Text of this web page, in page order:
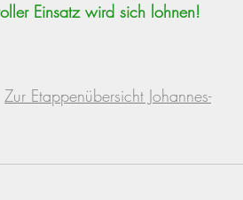
Einsatz wird sich lohnen!
Zur Etappenübersicht Johannes-